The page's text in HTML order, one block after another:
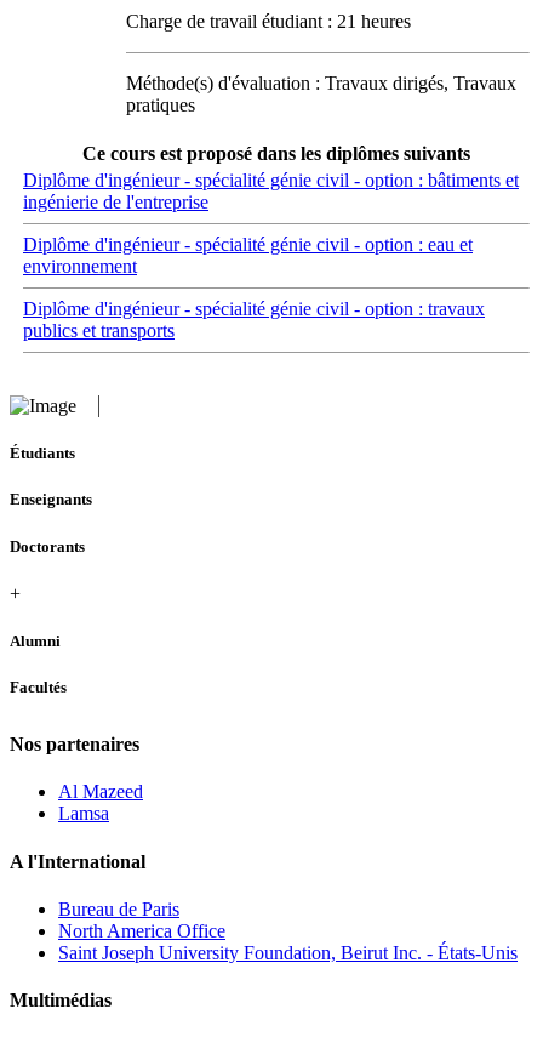
Charge de travail étudiant : 21 heures
Méthode(s) d'évaluation : Travaux dirigés, Travaux
pratiques
Ce cours est proposé dans les diplômes suivants
Diplôme d'ingénieur - spécialité génie civil - option : bâtiments et
ingénierie de l'entreprise
Diplôme d'ingénieur - spécialité génie civil - option : eau et
environnement
Diplôme d'ingénieur - spécialité génie civil - option : travaux
publics et transports
Étudiants
Enseignants
Doctorants
+
Alumni
Facultés
Nos partenaires
Al Mazeed
Lamsa
A l'International
Bureau de Paris
North America Office
Saint Joseph University Foundation, Beirut Inc. - États-Unis
Multimédias